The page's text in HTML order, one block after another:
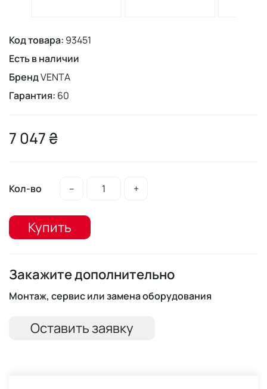
Код товара: 93451
Есть в наличии
БрендVENTA
Гарантия: 60
7 047 ₴
Кол-во – +
Купить
Закажите дополнительно
Монтаж, сервис или замена оборудования
Оставить заявку